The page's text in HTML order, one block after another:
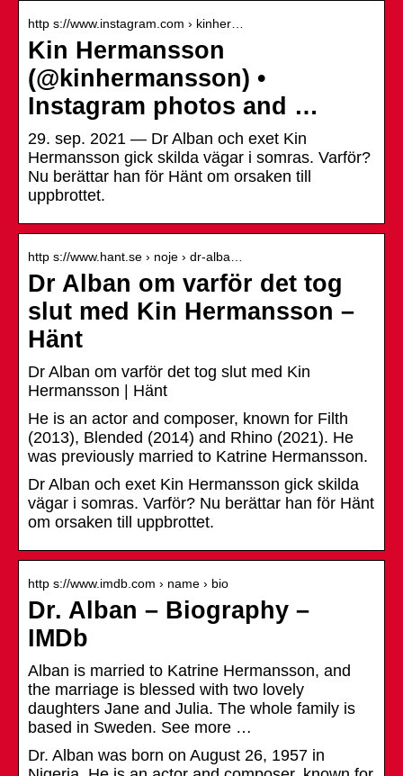
http s://www.instagram.com › kinher…
Kin Hermansson
(@kinhermansson) •
Instagram photos and …
29. sep. 2021 — Dr Alban och exet Kin
Hermansson gick skilda vägar i somras. Varför?
Nu berättar han för Hänt om orsaken till
uppbrottet.
http s://www.hant.se › noje › dr-alba…
Dr Alban om varför det tog
slut med Kin Hermansson –
Hänt
Dr Alban om varför det tog slut med Kin
Hermansson | Hänt
He is an actor and composer, known for Filth
(2013), Blended (2014) and Rhino (2021). He
was previously married to Katrine Hermansson.
Dr Alban och exet Kin Hermansson gick skilda
vägar i somras. Varför? Nu berättar han för Hänt
om orsaken till uppbrottet.
http s://www.imdb.com › name › bio
Dr. Alban – Biography –
IMDb
Alban is married to Katrine Hermansson, and
the marriage is blessed with two lovely
daughters Jane and Julia. The whole family is
based in Sweden. See more …
Dr. Alban was born on August 26, 1957 in